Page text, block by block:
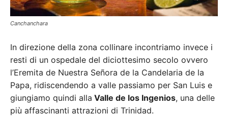
Canchanchara
In direzione della zona collinare incontriamo invece i
resti di un ospedale del diciottesimo secolo ovvero
l’Eremita de Nuestra Señora de la Candelaria de la
Papa, ridiscendendo a valle passiamo per San Luis e
giungiamo quindi alla Valle de los Ingenios, una delle
più affascinanti attrazioni di Trinidad.